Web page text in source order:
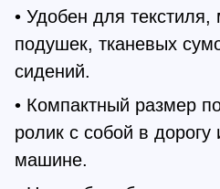
• Удобен для
подушек, тканевых
сидений.
• Компактный размер
ролик с собой в дорогу
машине.